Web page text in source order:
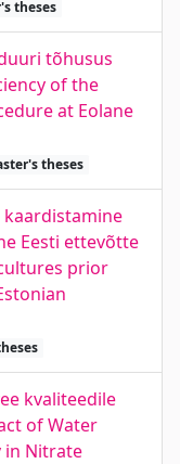
theses
tõhusus
of the
at Eolane
theses
Eesti ettevõtte
prior
kvaliteedile
of Water
in Nitrate